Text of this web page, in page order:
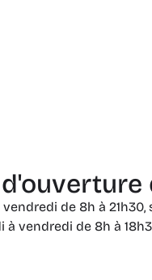
vendredi de 8h à
à vendredi de 8h à